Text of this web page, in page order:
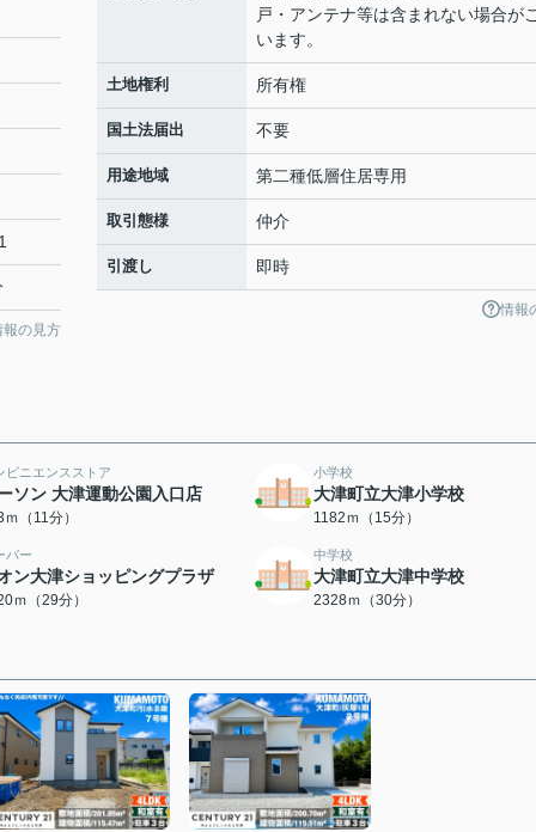
報の見方
戸・アンテナ等は含まれない場合が
います。
土地権利 所有権
国土法届出 不要
用途地域 第二種低層住居専用
取引態様 仲介
引渡し 即時
情報
ビニエンスストア
ソン 大津運動公園入口店
（11分）
小学校
大津町立大津小学校
1182ｍ（15分）
パー
ン大津ショッピングプラザ
ｍ（29分）
中学校
大津町立大津中学校
2328ｍ（30分）